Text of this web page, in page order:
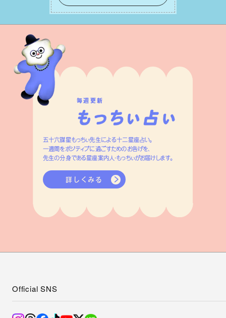
ざり合い、ハッピーな未来が形作られて
いきます。
毎週更新
五十六謀星もっちぃ先生による十二星座占い。
一週間をポジティブに過ごすためのお告げを、
先生の分身である星座案内人・もっちぃがお届けします。
詳しくみる
Official SNS